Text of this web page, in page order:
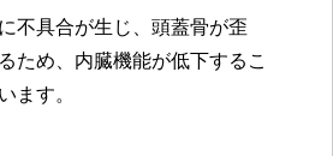
不具合が生じ、頭蓋骨が歪
ため、内臓機能が低下するこ
ます。